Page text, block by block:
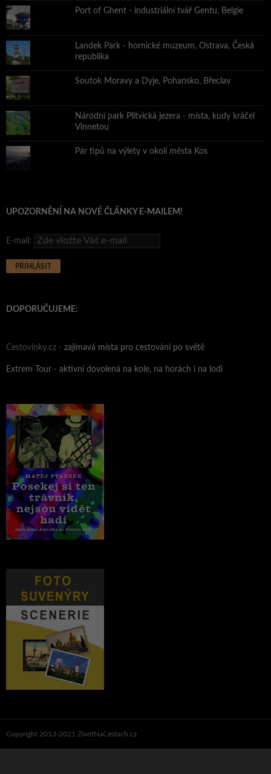
Port of Ghent - industriální tvář Gentu, Belgie
Landek Park - hornické muzeum, Ostrava, Česká
republika
Soutok Moravy a Dyje, Pohansko, Břeclav
Národní park Plitvická jezera - místa, kudy kráčel
Vinnetou
Pár tipů na výlety v okolí města Kos
UPOZORNĚNÍ NA NOVÉ ČLÁNKY E-MAILEM!
E-mail:
DOPORUČUJEME:
Cestovinky.cz - zajímavá místa pro cestování po světě
Extrem Tour - aktivní dovolená na kole, na horách i na lodi